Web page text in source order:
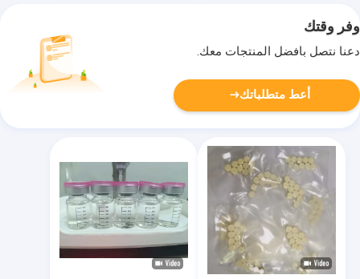
وفر وقتك
دعنا نتصل بأفضل المنتجات معك.
أعط متطلباتك